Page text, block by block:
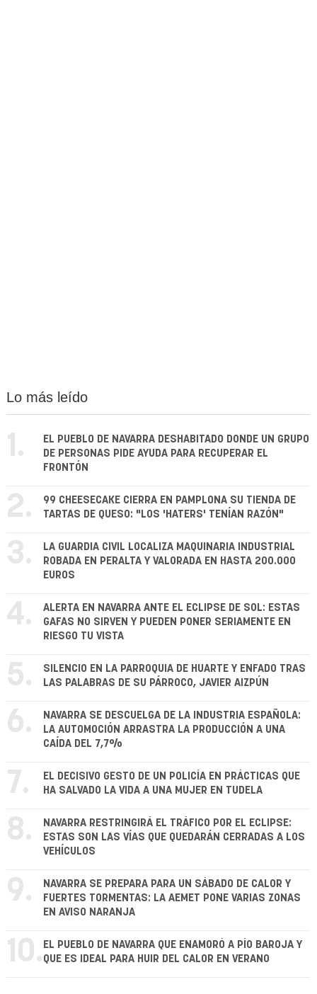
Lo más leído
1.
EL PUEBLO DE NAVARRA DESHABITADO DONDE UN GRUPO
DE PERSONAS PIDE AYUDA PARA RECUPERAR EL
FRONTÓN
2.
99 CHEESECAKE CIERRA EN PAMPLONA SU TIENDA DE
TARTAS DE QUESO: "LOS 'HATERS' TENÍAN RAZÓN"
3.
LA GUARDIA CIVIL LOCALIZA MAQUINARIA INDUSTRIAL
ROBADA EN PERALTA Y VALORADA EN HASTA 200.000
EUROS
4.
ALERTA EN NAVARRA ANTE EL ECLIPSE DE SOL: ESTAS
GAFAS NO SIRVEN Y PUEDEN PONER SERIAMENTE EN
RIESGO TU VISTA
5.
SILENCIO EN LA PARROQUIA DE HUARTE Y ENFADO TRAS
LAS PALABRAS DE SU PÁRROCO, JAVIER AIZPÚN
6.
NAVARRA SE DESCUELGA DE LA INDUSTRIA ESPAÑOLA:
LA AUTOMOCIÓN ARRASTRA LA PRODUCCIÓN A UNA
CAÍDA DEL 7,7%
7.
EL DECISIVO GESTO DE UN POLICÍA EN PRÁCTICAS QUE
HA SALVADO LA VIDA A UNA MUJER EN TUDELA
8.
NAVARRA RESTRINGIRÁ EL TRÁFICO POR EL ECLIPSE:
ESTAS SON LAS VÍAS QUE QUEDARÁN CERRADAS A LOS
VEHÍCULOS
9.
NAVARRA SE PREPARA PARA UN SÁBADO DE CALOR Y
FUERTES TORMENTAS: LA AEMET PONE VARIAS ZONAS
EN AVISO NARANJA
10. EL PUEBLO DE NAVARRA QUE ENAMORÓ A PÍO BAROJA Y
QUE ES IDEAL PARA HUIR DEL CALOR EN VERANO